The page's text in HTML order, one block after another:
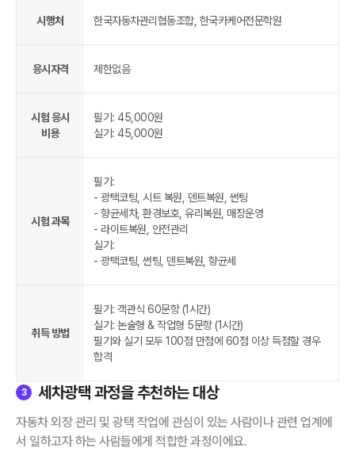
시행처 한국자동차관리협동조합, 한국카케어전문학원
응시자격 제한없음
시험 응시
비용
필기: 45,000원
실기: 45,000원
시험 과목
필기:
- 광택코팅, 시트 복원, 덴트복원, 썬팅
- 향균세차, 환경보호, 유리복원, 매장운영
- 라이트복원, 안전관리
실기:
- 광택코팅, 썬팅, 덴트복원, 향균세
취득 방법
필기: 객관식 60문항 (1시간)
실기: 논술형 & 작업형 5문항 (1시간)
필기와 실기 모두 100점 만점에 60점 이상 득점할 경우
합격
3 세차광택 과정을 추천하는 대상
자동차 외장 관리 및 광택 작업에 관심이 있는 사람이나 관련 업계에
서 일하고자 하는 사람들에게 적합한 과정이에요.